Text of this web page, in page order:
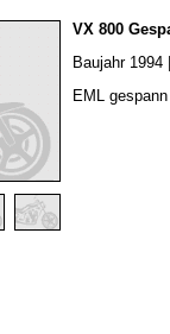
VX 800
Baujahr
EML gespann